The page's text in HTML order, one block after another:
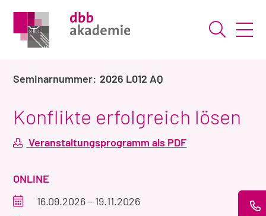
Suche
2026 L012 AQ
Konflikte erfolgreich lösen
Veranstaltungsprogramm als PDF
VERANSTALTUNGSART
ONLINE
Veranstaltungszeitraum
16.09.2026– 19.11.2026